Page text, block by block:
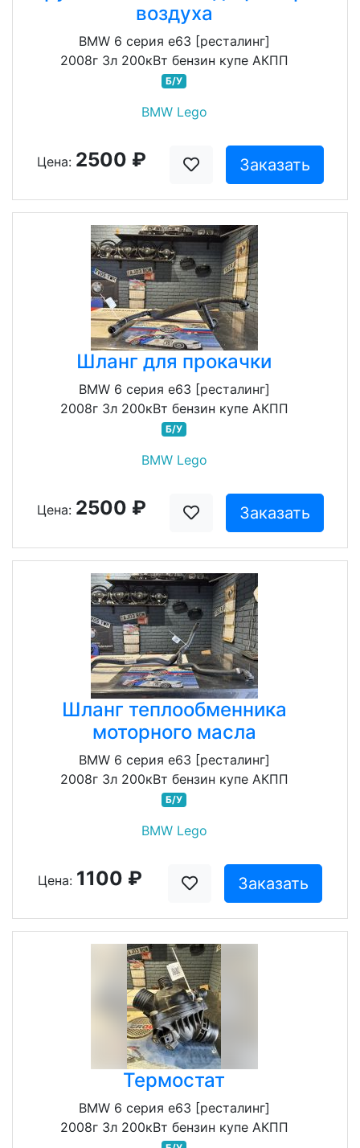
воздуха
BMW 6 серия e63 [ресталинг]
2008г 3л 200кВт бензин купе АКПП
Б/У
BMW Lego
Цена: 2500 ₽ Заказать
Шланг для прокачки
BMW 6 серия e63 [ресталинг]
2008г 3л 200кВт бензин купе АКПП
Б/У
BMW Lego
Цена: 2500 ₽ Заказать
Шланг теплообменника
моторного масла
BMW 6 серия e63 [ресталинг]
2008г 3л 200кВт бензин купе АКПП
Б/У
BMW Lego
Цена: 1100 ₽ Заказать
Термостат
BMW 6 серия e63 [ресталинг]
2008г 3л 200кВт бензин купе АКПП